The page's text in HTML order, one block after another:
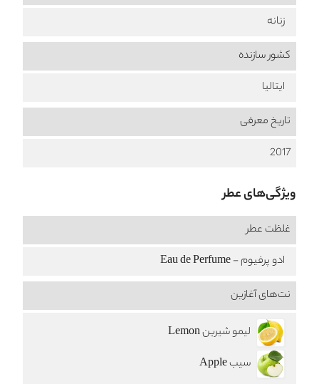
زنانه
کشور سازنده
ایتالیا
تاریخ معرفی
2017
ویژگی‌های عطر
غلظت عطر
ادو پرفیوم - Eau de Perfume
نت‌های آغازین
لیمو شیرین Lemon
سیب Apple